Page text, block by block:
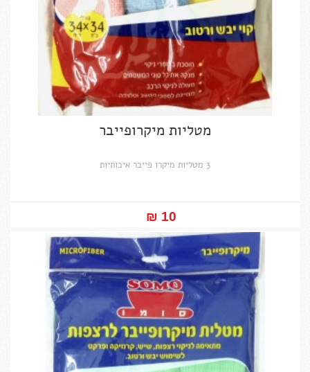
מטליות מיקרופייבר
3 מטליות מיקרו פייבר איכותיות
10 ₪‎